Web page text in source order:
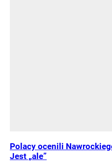
Polacy ocenili
Jest „ale”